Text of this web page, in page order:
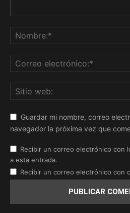
Guardar mi nombre, correo
navegador la próxima vez que
Recibir un correo electrónico con
a esta entrada.
Recibir un correo electrónico con